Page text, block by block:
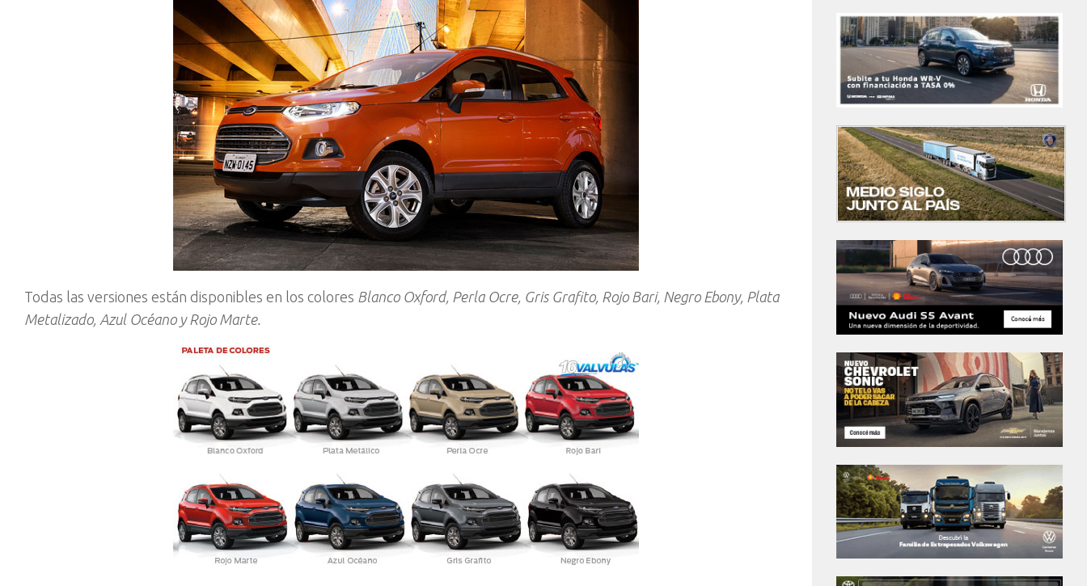
Todas las versiones están disponibles en los colores Blanco Oxford, Perla Ocre, Gris Grafito, Rojo Bari, Negro Ebony, Plata
Metalizado, Azul Océano y Rojo Marte.